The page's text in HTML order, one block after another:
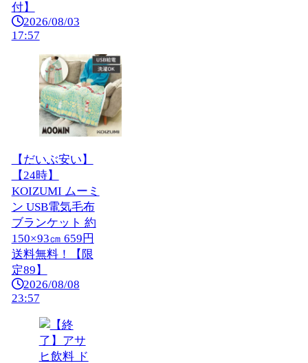
付】
2026/08/03
17:57
【だいぶ安い】
【24時】
KOIZUMI ムーミ
ン USB電気毛布
ブランケット 約
150×93㎝ 659円
送料無料！【限
定89】
2026/08/08
23:57